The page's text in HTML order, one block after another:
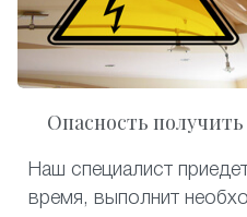
Опасность
Наш специалист
время, выполнит